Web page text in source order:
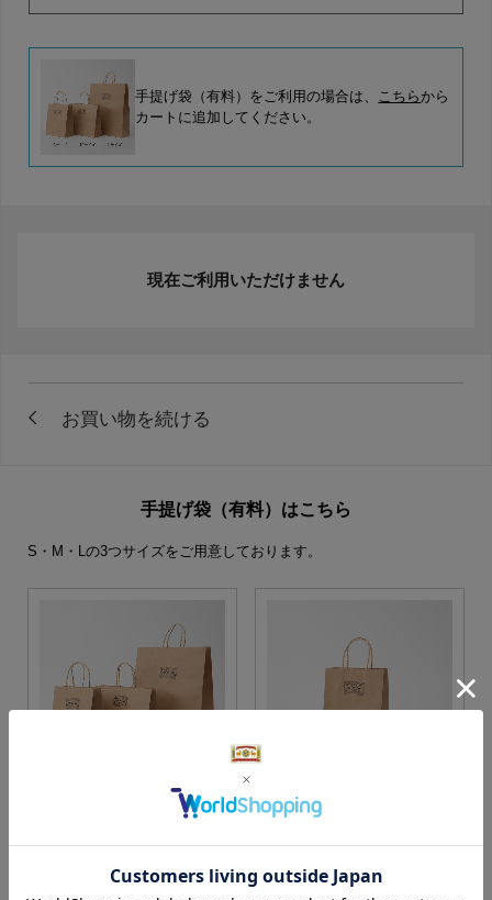
手提げ袋（有料）をご利用の場合は、 こちらから
カートに追加してください。
現在ご利用いただけません
手提げ袋（有料）はこちら
S・M・Lの3つサイズをご用意しております。
S・M・Lサイズより当店に
カートに入れる
Sサイズ
カートに入れる